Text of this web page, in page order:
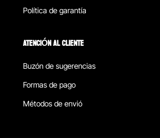
Política de garantía
ATENCIÓN AL CLIENTE
Buzón de sugerencias
Formas de pago
Métodos de envió